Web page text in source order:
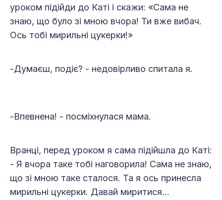
уроком підійди до Каті і скажи: «Сама не
знаю, що було зі мною вчора! Ти вже вибач.
Ось тобі мирильні цукерки!»
-Думаєш, подіє? - недовірливо спитала я.
-Впевнена! - посміхнулася мама.
Вранці, перед уроком я сама підійшла до Каті:
- Я вчора таке тобі наговорила! Сама не знаю,
що зі мною таке сталося. Та я ось принесла
мирильні цукерки. Давай миритися…